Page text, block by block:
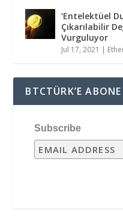
‘Entelektüel
Çıkarılabilir
Vurguluyor
Jul 17, 2021 |
BTCTÜRK’E
Subscribe